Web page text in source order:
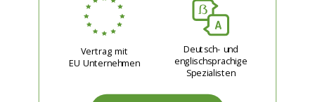
Vertrag mit
EU Unternehmen
Deutsch- und
englischsprachige
Spezialisten